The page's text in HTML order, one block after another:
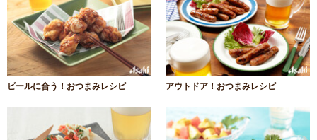
ビールに合う！おつまみレシピ アウトドア！おつまみレシピ